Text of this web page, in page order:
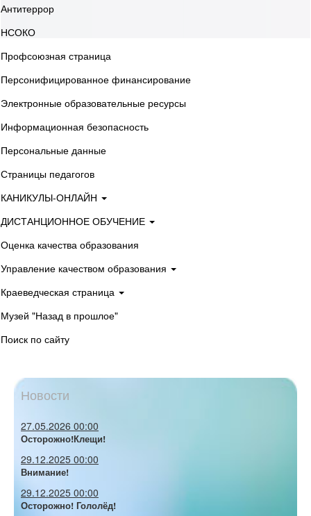
Антитеррор
НСОКО
Профсоюзная страница
Персонифицированное финансирование
Электронные образовательные ресурсы
Информационная безопасность
Персональные данные
Страницы педагогов
КАНИКУЛЫ-ОНЛАЙН
ДИСТАНЦИОННОЕ ОБУЧЕНИЕ
Оценка качества образования
Управление качеством образования
Краеведческая страница
Музей "Назад в прошлое"
Поиск по сайту
Новости
27.05.2026 00:00
Осторожно!Клещи!
29.12.2025 00:00
Внимание!
29.12.2025 00:00
Осторожно! Гололёд!